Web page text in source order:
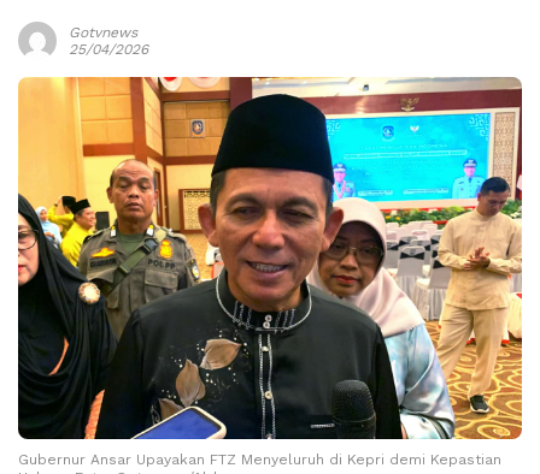
Gotvnews
25/04/2026
Gubernur Ansar Upayakan FTZ Menyeluruh di Kepri demi Kepastian